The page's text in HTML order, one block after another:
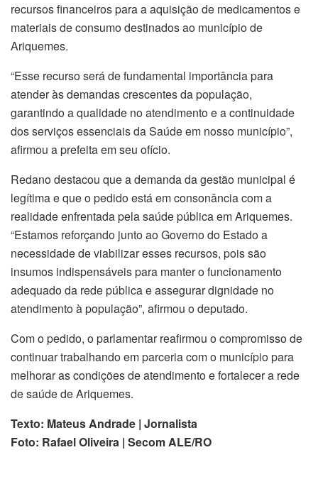
recursos financeiros para a aquisição de medicamentos e
materiais de consumo destinados ao município de
Ariquemes.
“Esse recurso será de fundamental importância para
atender às demandas crescentes da população,
garantindo a qualidade no atendimento e a continuidade
dos serviços essenciais da Saúde em nosso município”,
afirmou a prefeita em seu ofício.
Redano destacou que a demanda da gestão municipal é
legítima e que o pedido está em consonância com a
realidade enfrentada pela saúde pública em Ariquemes.
“Estamos reforçando junto ao Governo do Estado a
necessidade de viabilizar esses recursos, pois são
insumos indispensáveis para manter o funcionamento
adequado da rede pública e assegurar dignidade no
atendimento à população”, afirmou o deputado.
Com o pedido, o parlamentar reafirmou o compromisso de
continuar trabalhando em parceria com o município para
melhorar as condições de atendimento e fortalecer a rede
de saúde de Ariquemes.
Texto: Mateus Andrade | Jornalista
Foto: Rafael Oliveira | Secom ALE/RO